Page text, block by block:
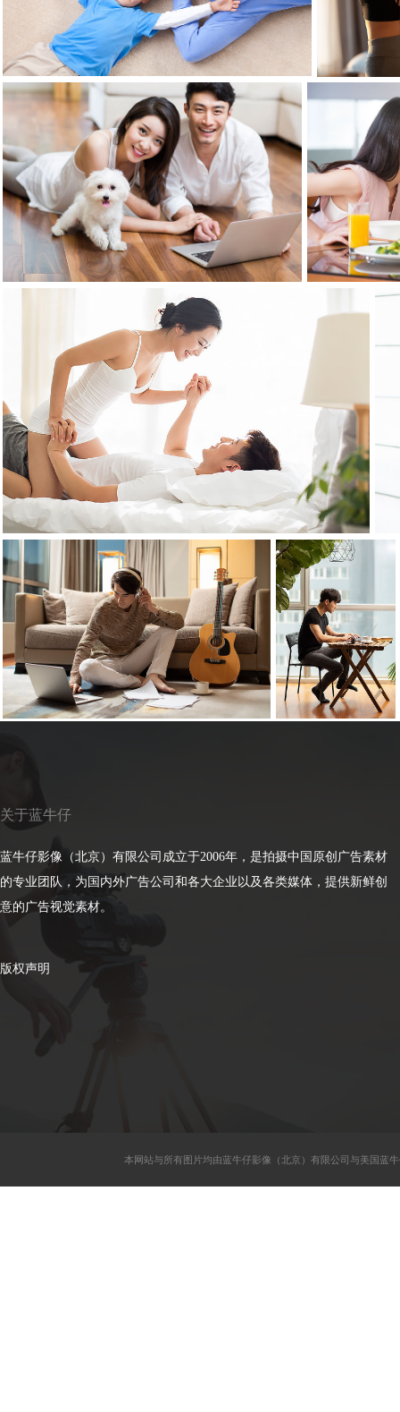
关于蓝牛仔
蓝牛仔影像（北京）有限公司成立于2006年，是拍摄中国原创广告素材
的专业团队，为国内外广告公司和各大企业以及各类媒体，提供新鲜创
意的广告视觉素材。
版权声明
本网站与所有图片均由蓝牛仔影像（北京）有限公司与美国蓝